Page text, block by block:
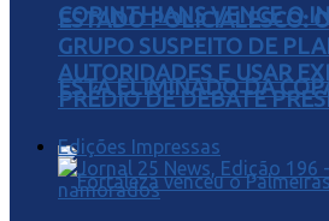
CORINTHIANS VENCE O
ESTA ELIMINADO DA
ESTADO POLICIALESCO:
GRUPO SUSPEITO DE
AUTORIDADES E USAR
PRÉDIO DE DEBATE
Edições Impressas